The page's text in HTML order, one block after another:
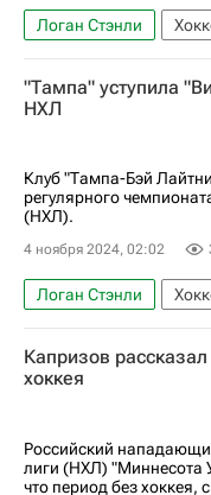
Логан Стэнли
Валерий Ничушкин
Колорадо Эвеланш
"Тампа" уступила
НХЛ
Клуб "Тампа-Бэй
регулярного
(НХЛ).
4 ноября 2024, 02:02
Логан Стэнли
Владислав
Тампа-Бэй Лайтнинг
Капризов
хоккея
Российский
лиги (НХЛ) "Миннесота
что период без хоккея,